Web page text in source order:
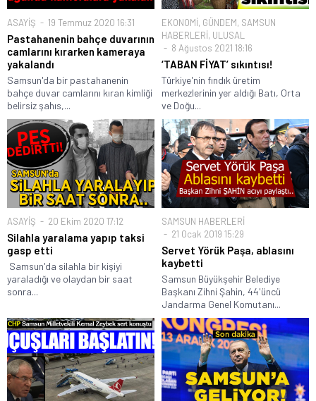
ASAYİŞ 19 Temmuz 2020 16:31
Pastahanenin bahçe duvarının
camlarını kırarken kameraya
yakalandı
Samsun'da bir pastahanenin
bahçe duvar camlarını kıran kimliği
belirsiz şahıs,...
EKONOMİ, GÜNDEM, SAMSUN
HABERLERİ, ULUSAL
8 Ağustos 2021 18:16
‘TABAN FİYAT’ sıkıntısı!
Türkiye'nin fındık üretim
merkezlerinin yer aldığı Batı, Orta
ve Doğu...
ASAYİŞ 20 Ekim 2020 17:12
Silahla yaralama yapıp taksi
gasp etti
Samsun'da silahla bir kişiyi
yaraladığı ve olaydan bir saat
sonra...
SAMSUN HABERLERİ
21 Ocak 2019 15:29
Servet Yörük Paşa, ablasını
kaybetti
Samsun Büyükşehir Belediye
Başkanı Zihni Şahin, 44'üncü
Jandarma Genel Komutanı...